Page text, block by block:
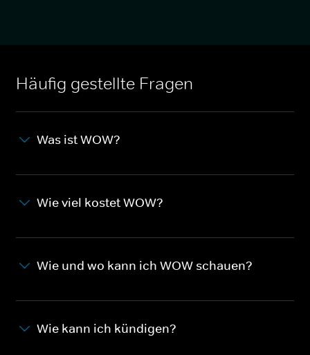
Häufig gestellte Fragen
Was ist WOW?
Wie viel kostet WOW?
Wie und wo kann ich WOW schauen?
Wie kann ich kündigen?